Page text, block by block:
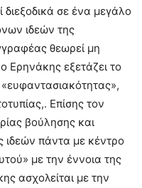
διεξοδικά σε ένα μεγάλο
ιδεών της
θεωρεί μη
Ερηνάκης εξετάζει το
Επίσης τον
βούλησης και
ιδεών πάντα με κέντρο
με την έννοια της
ασχολείται με την